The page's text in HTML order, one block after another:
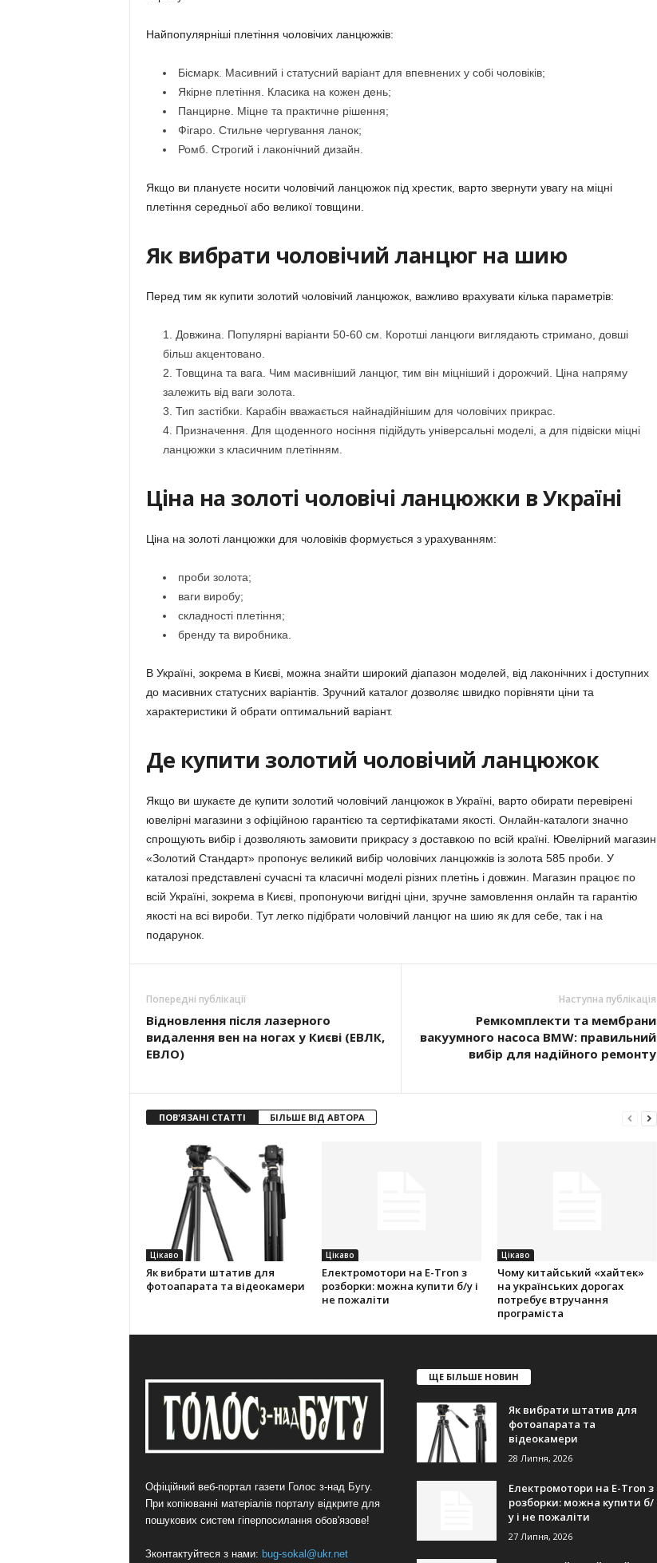
Найпопулярніші плетіння чоловічих ланцюжків:
Бісмарк. Масивний і статусний варіант для впевнених у собі чоловіків;
Якірне плетіння. Класика на кожен день;
Панцирне. Міцне та практичне рішення;
Фігаро. Стильне чергування ланок;
Ромб. Строгий і лаконічний дизайн.
Якщо ви плануєте носити чоловічий ланцюжок під хрестик, варто звернути увагу на міцні
плетіння середньої або великої товщини.
Як вибрати чоловічий ланцюг на шию
Перед тим як купити золотий чоловічий ланцюжок, важливо врахувати кілька параметрів:
Довжина. Популярні варіанти 50-60 см. Коротші ланцюги виглядають стримано, довші
більш акцентовано.
Товщина та вага. Чим масивніший ланцюг, тим він міцніший і дорожчий. Ціна напряму
залежить від ваги золота.
Тип застібки. Карабін вважається найнадійнішим для чоловічих прикрас.
Призначення. Для щоденного носіння підійдуть універсальні моделі, а для підвіски міцні
ланцюжки з класичним плетінням.
Ціна на золоті чоловічі ланцюжки в Україні
Ціна на золоті ланцюжки для чоловіків формується з урахуванням:
проби золота;
ваги виробу;
складності плетіння;
бренду та виробника.
В Україні, зокрема в Києві, можна знайти широкий діапазон моделей, від лаконічних і доступних
до масивних статусних варіантів. Зручний каталог дозволяє швидко порівняти ціни та
характеристики й обрати оптимальний варіант.
Де купити золотий чоловічий ланцюжок
Якщо ви шукаєте де купити золотий чоловічий ланцюжок в Україні, варто обирати перевірені
ювелірні магазини з офіційною гарантією та сертифікатами якості. Онлайн-каталоги значно
спрощують вибір і дозволяють замовити прикрасу з доставкою по всій країні. Ювелірний магазин
«Золотий Стандарт» пропонує великий вибір чоловічих ланцюжків із золота 585 проби. У
каталозі представлені сучасні та класичні моделі різних плетінь і довжин. Магазин працює по
всій Україні, зокрема в Києві, пропонуючи вигідні ціни, зручне замовлення онлайн та гарантію
якості на всі вироби. Тут легко підібрати чоловічий ланцюг на шию як для себе, так і на
подарунок.
Попередні публікації
Відновлення після лазерного
видалення вен на ногах у Києві (ЕВЛК,
ЕВЛО)
Наступна публікація
Ремкомплекти та мембрани
вакуумного насоса BMW: правильний
вибір для надійного ремонту
ПОВ'ЯЗАНІ СТАТТІ БІЛЬШЕ ВІД АВТОРА
Цікаво
Як вибрати штатив для
фотоапарата та відеокамери
Цікаво
Електромотори на E-Tron з
розборки: можна купити б/у і
не пожаліти
Цікаво
Чому китайський «хайтек»
на українських дорогах
потребує втручання
програміста
Офіційний веб-портал газети Голос з-над Бугу.
При копіюванні матеріалів порталу відкрите для
пошукових систем гіперпосилання обов'язове!
Зконтактуйтеся з нами: bug-sokal@ukr.net
ЩЕ БІЛЬШЕ НОВИН
Як вибрати штатив для
фотоапарата та
відеокамери
28 Липня, 2026
Електромотори на E-Tron з
розборки: можна купити б/
у і не пожаліти
27 Липня, 2026